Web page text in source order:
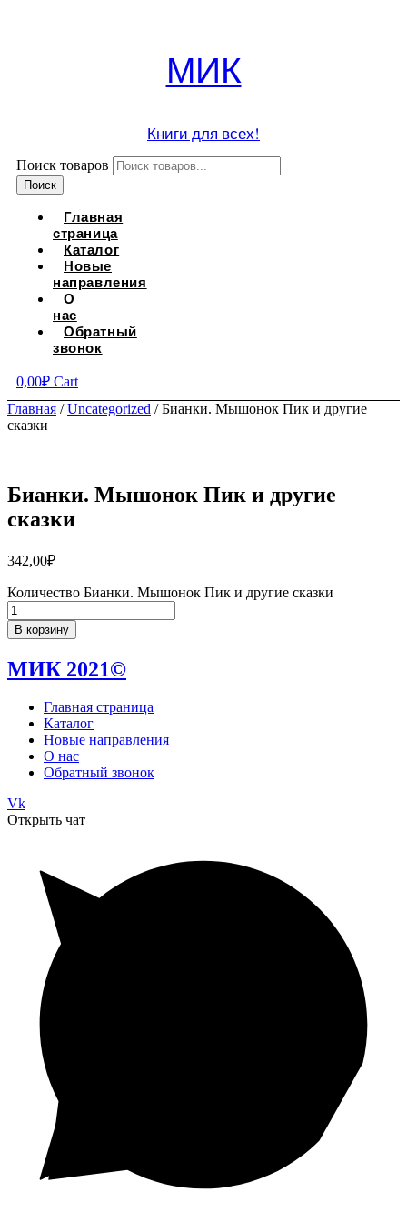
МИК
Книги для всех!
Поиск товаров
Поиск
Главная
страница
Каталог
Новые
направления
О
нас
Обратный
звонок
0,00₽ Cart
Главная /Uncategorized / Бианки. Мышонок Пик и другие
сказки
Бианки. Мышонок Пик и другие
сказки
342,00₽
Количество Бианки. Мышонок Пик и другие сказки
В корзину
МИК 2021©
Главная страница
Каталог
Новые направления
О нас
Обратный звонок
Vk
Открыть чат